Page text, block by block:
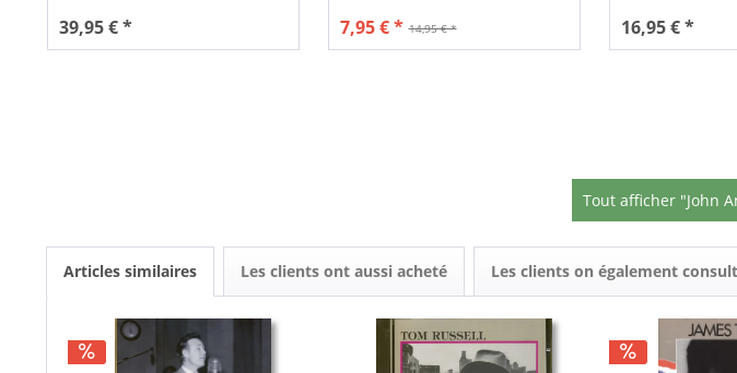
39,95 € * 14,95 € *
7,95 € * 16,95 € *
Tout afficher "John
Articles similaires Les clients ont aussi acheté Les clients on également